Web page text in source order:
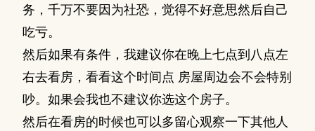
务，千万不要因为社恐，觉得不好意思然后自己
吃亏。
然后如果有条件，我建议你在晚上七点到八点左
右去看房，看看这个时间点 房屋周边会不会特别
吵。如果会我也不建议你选这个房子。
然后在看房的时候也可以多留心观察一下其他人